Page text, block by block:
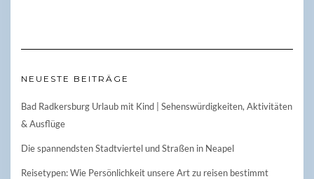
NEUESTE BEITRÄGE
Bad Radkersburg Urlaub mit Kind | Sehenswürdigkeiten, Aktivitäten
& Ausflüge
Die spannendsten Stadtviertel und Straßen in Neapel
Reisetypen: Wie Persönlichkeit unsere Art zu reisen bestimmt